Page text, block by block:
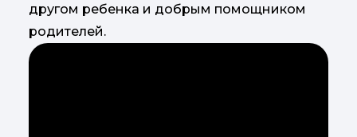
другом ребенка и добрым помощником
родителей.